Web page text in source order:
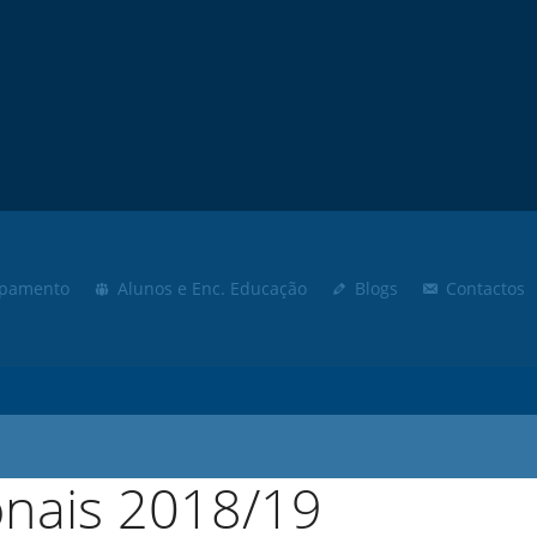
for:
Alunos e Enc. Educação Blogs Contactos
2018/19